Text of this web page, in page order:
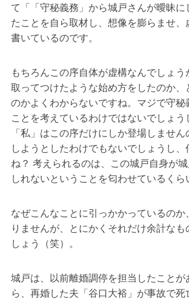
て「「守秘義務」から城戸さんが曖昧に
たことを自ら取材し、想像を膨らませ、
書いているのです。
もちろんこの序自体が虚構なんでしょう
取ってつけたような始め方をしたのか、
のかよくわからないですね。マジで守秘
ことを考えているわけではないでしょう
「私」はこの序だけにしか登場しませ
しようとしたわけでもないでしょうし、
ね？ 考えられるのは、この城戸自身が
しれないということを匂わせているくら
なぜこんなことに引っかかっているのか
りませんが、とにかくそれだけ余計なも
しょう（笑）。
城戸は、以前離婚調停を担当したことが
ら、再婚した夫「谷口大裕」が事故で死